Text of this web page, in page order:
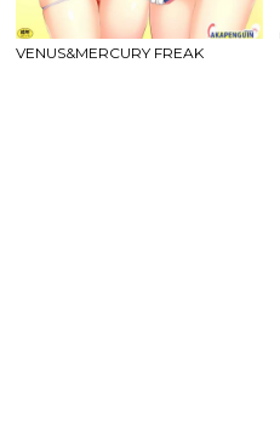
VENUS&MERCURY FREAK